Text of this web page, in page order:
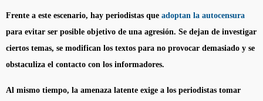
Frente a este escenario, hay periodistas que adoptan la autocensura
para evitar ser posible objetivo de una agresión. Se dejan de investigar
ciertos temas, se modifican los textos para no provocar demasiado y se
obstaculiza el contacto con los informadores.
Al mismo tiempo, la amenaza latente exige a los periodistas tomar